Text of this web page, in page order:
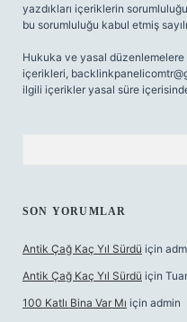
yazdıkları içeriklerin
bu sorumluluğu kabul etmiş
Hukuka ve yasal düzenlemelere
içerikleri,
ilgili içerikler yasal süre
SON YORUMLAR
Antik Çağ Kaç Yıl Sürdü için
Antik Çağ Kaç Yıl Sürdü için
100 Katlı Bina Var Mı için admin